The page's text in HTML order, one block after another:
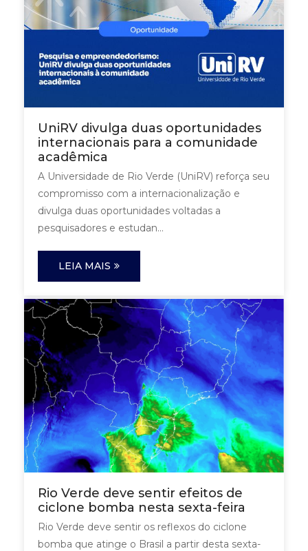
UniRV divulga duas oportunidades
internacionais para a comunidade
acadêmica
A Universidade de Rio Verde (UniRV) reforça seu
compromisso com a internacionalização e
divulga duas oportunidades voltadas a
pesquisadores e estudan...
LEIA MAIS
Rio Verde deve sentir efeitos de
ciclone bomba nesta sexta-feira
Rio Verde deve sentir os reflexos do ciclone
bomba que atinge o Brasil a partir desta sexta-